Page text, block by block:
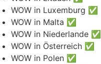
WOW in Luxemburg ✅
WOW in Malta ✅
WOW in Niederlande ✅
WOW in Österreich ✅
WOW in Polen ✅